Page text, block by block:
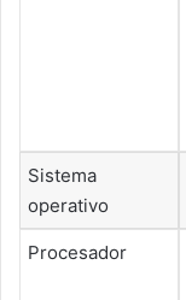
Sistema
operativo
Procesador